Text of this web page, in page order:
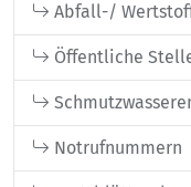
Abfall-/
Öffentliche
Notrufnummern